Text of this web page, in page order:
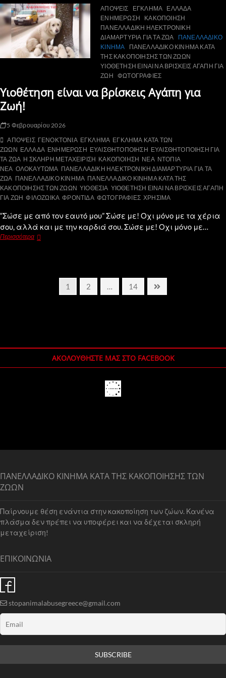
ΑΠΟΨΕΙΣ ΕΓΚΛΗΜΑ ΕΛΛΑΔΑ
ΕΝΗΜΕΡΩΣΗ
ΚΑΚΟΠΟΙΗΣΗ
ΠΑΝΕΛΛΑΔΙΚΗ ΗΛΕΚΤΡΟΝΙΚΗ
ΔΙΑΜΑΡΤΥΡΙΑ ΓΙΑ ΤΑ ΖΩΑ
ΠΑΝΕΛΛΑΔΙΚΟ
ΚΙΝΗΜΑ
ΠΑΝΕΛΛΑΔΙΚΟ ΚΙΝΗΜΑ ΚΑΤΑ
ΤΗΣ ΚΑΚΟΠΟΙΗΣΗΣ ΤΩΝ ΖΩΩΝ
ΥΙΟΘΕΤΗΣΗ ΕΙΝΑΙ ΝΑ ΒΡΙΣΚΕΙΣ ΑΓΑΠΗ ΓΙΑ
ΖΩΗ ΦΩΤΟΓΡΑΦΙΕΣ
Υιοθέτηση είναι να βρίσκεις Αγάπη για
Ζωή!
5 Φεβρουαρίου 2026
ΑΠΟΨΕΙΣ ΓΕΝΟΚΤΟΝΙΑ ΕΓΚΛΗΜΑ ΕΓΚΛΗΜΑ ΚΑΤΑ ΤΩΝ
ΖΩΩΝ ΕΛΛΑΔΑ ΕΝΗΜΕΡΩΣΗ ΕΥΑΙΣΘΗΤΟΠΟΙΗΣΗ ΕΥΑΙΣΘΗΤΟΠΟΙΗΣΗ ΓΙΑ
ΤΑ ΖΩΑ Η ΣΚΛΗΡΗ ΜΕΤΑΧΕΙΡΙΣΗ ΚΑΚΟΠΟΙΗΣΗ ΝΕΑ ΝΤΟΠΙΑ
ΝΕΑ ΟΛΟΚΑΥΤΩΜΑ ΠΑΝΕΛΛΑΔΙΚΗ ΗΛΕΚΤΡΟΝΙΚΗ ΔΙΑΜΑΡΤΥΡΙΑ ΓΙΑ ΤΑ
ΖΩΑ ΠΑΝΕΛΛΑΔΙΚΟ ΚΙΝΗΜΑ ΠΑΝΕΛΛΑΔΙΚΟ ΚΙΝΗΜΑ ΚΑΤΑ ΤΗΣ
ΚΑΚΟΠΟΙΗΣΗΣ ΤΩΝ ΖΩΩΝ ΥΙΟΘΕΣΙΑ ΥΙΟΘΕΤΗΣΗ ΕΙΝΑΙ ΝΑ ΒΡΙΣΚΕΙΣ ΑΓΑΠΗ
ΓΙΑ ΖΩΗ ΦΙΛΟΖΩΙΚΑ ΦΡΟΝΤΙΔΑ ΦΩΤΟΓΡΑΦΙΕΣ ΧΡΗΣΙΜΑ
“Σώσε με από τον εαυτό μου” Σώσε με! Οχι μόνο με τα χέρια
σου, αλλά και με την καρδιά σου. Σώσε με! Οχι μόνο με…
Περισσότερα
1 2 … 14
ΑΚΟΛΟΥΘΉΣΤΕ ΜΑΣ ΣΤΟ FACEBOOK
ΠΑΝΕΛΛΑΔΙΚΟ ΚΙΝΗΜΑ ΚΑΤΑ ΤΗΣ ΚΑΚΟΠΟΙΗΣΗΣ ΤΩΝ
ΖΩΩΝ
Παίρνουμε θέση ενάντια στην κακοποίηση των ζώων. Κανένα
πλάσμα δεν πρέπει να υποφέρει και να δέχεται σκληρή
μεταχείριση!
ΕΠΙΚΟΙΝΩΝΙΑ
stopanimalabusegreece@gmail.com